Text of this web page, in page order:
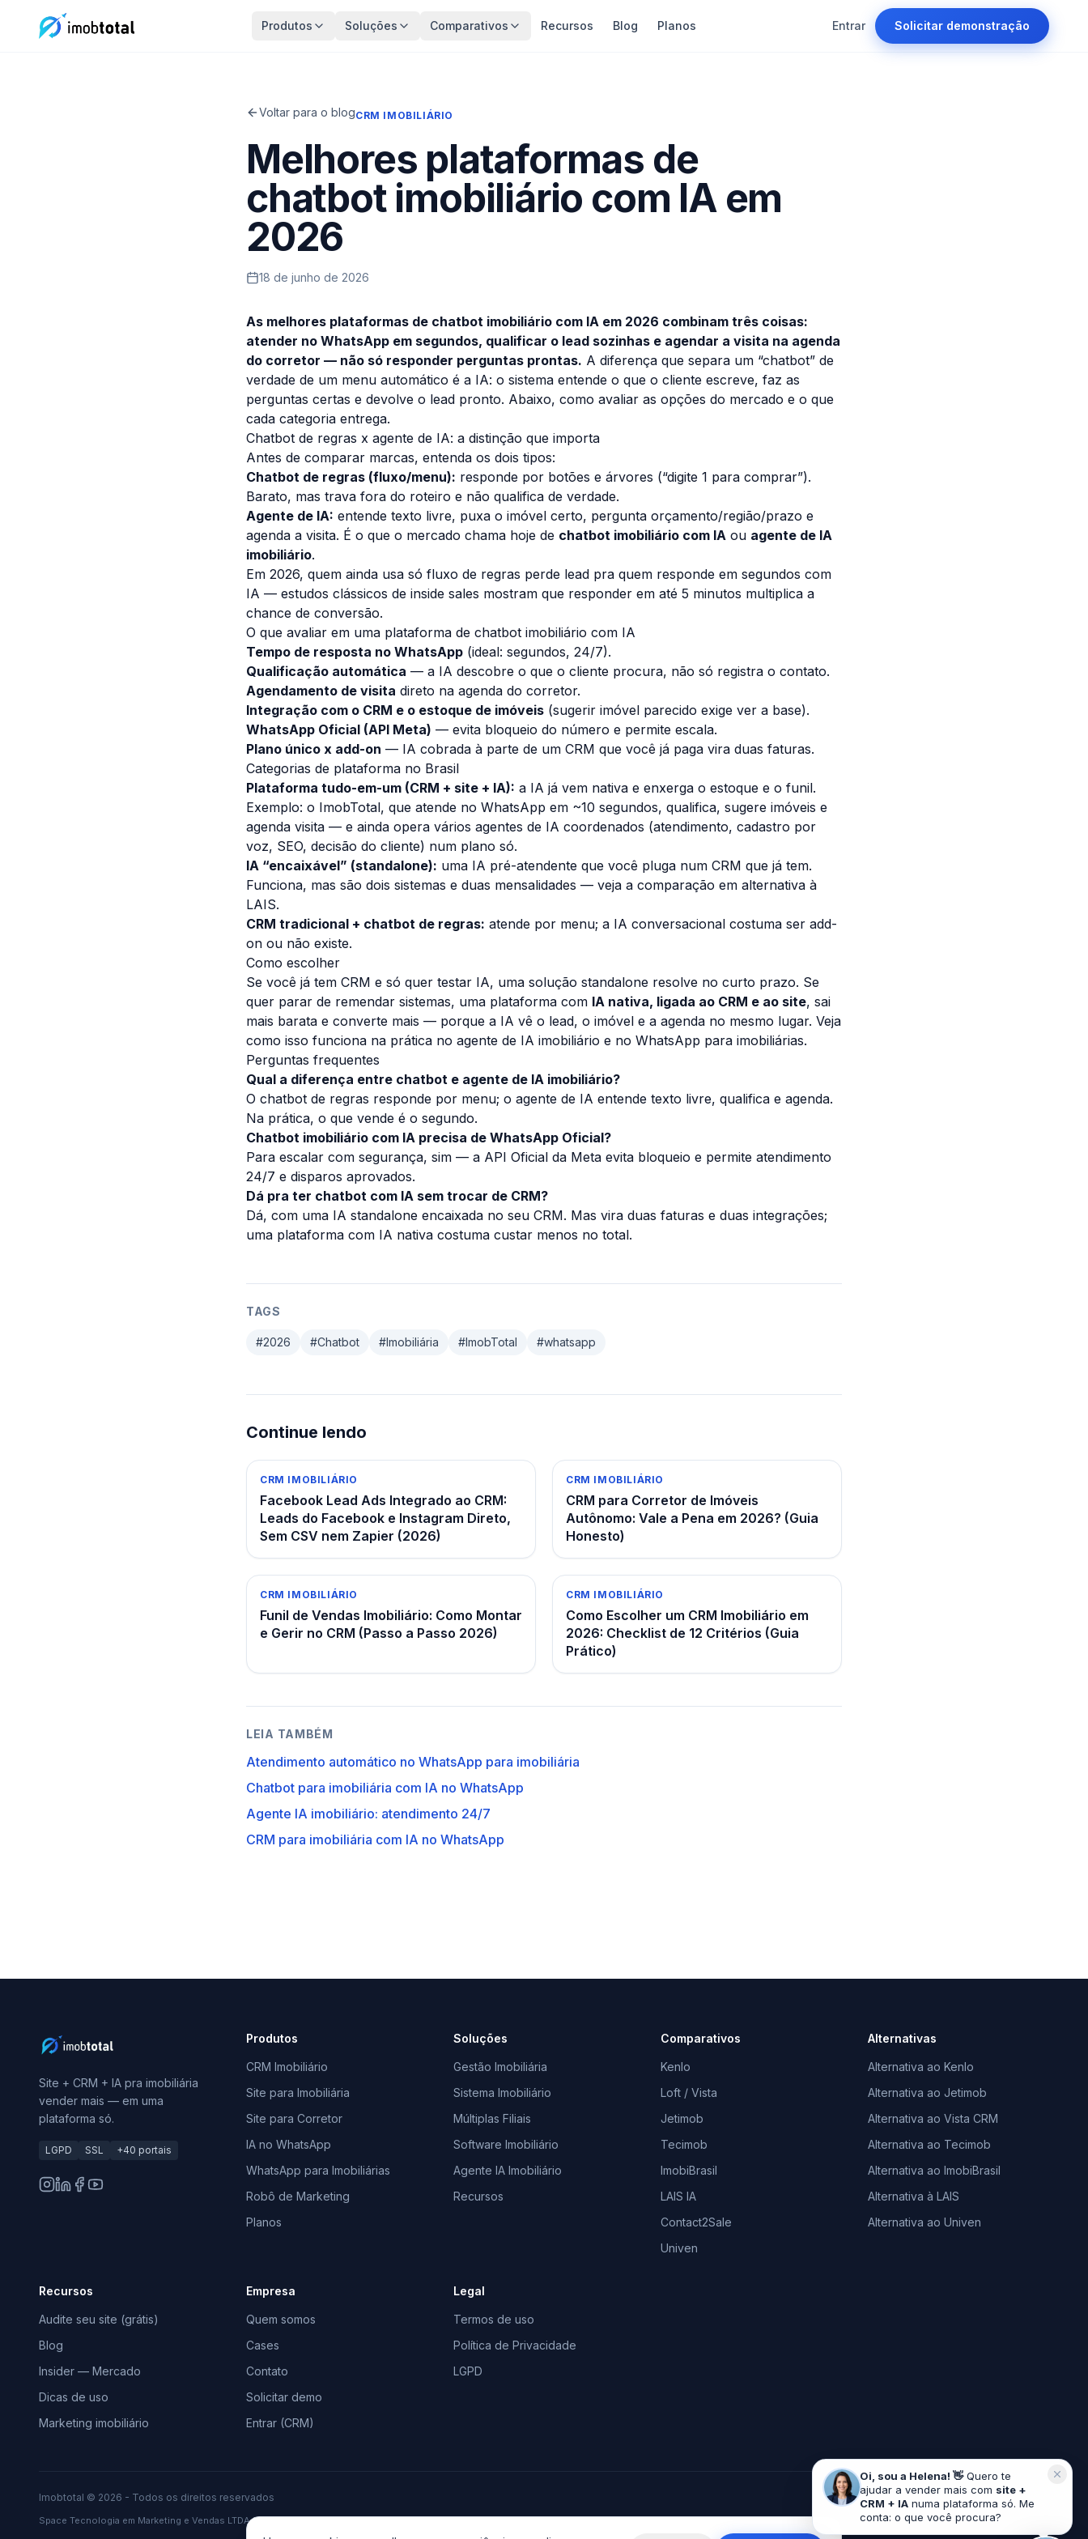
Produtos Soluções Comparativos Recursos Blog Planos Entrar Solicitar demonstração
Voltar para o blogCRM IMOBILIÁRIO
Melhores plataformas de
chatbot imobiliário com IA em
2026
18 de junho de 2026
As melhores plataformas de chatbot imobiliário com IA em 2026 combinam três coisas:
atender no WhatsApp em segundos, qualificar o lead sozinhas e agendar a visita na agenda
do corretor — não só responder perguntas prontas. A diferença que separa um “chatbot” de
verdade de um menu automático é a IA: o sistema entende o que o cliente escreve, faz as
perguntas certas e devolve o lead pronto. Abaixo, como avaliar as opções do mercado e o que
cada categoria entrega.
Chatbot de regras x agente de IA: a distinção que importa
Antes de comparar marcas, entenda os dois tipos:
Chatbot de regras (fluxo/menu): responde por botões e árvores (“digite 1 para comprar”).
Barato, mas trava fora do roteiro e não qualifica de verdade.
Agente de IA: entende texto livre, puxa o imóvel certo, pergunta orçamento/região/prazo e
agenda a visita. É o que o mercado chama hoje de chatbot imobiliário com IA ou agente de IA
imobiliário.
Em 2026, quem ainda usa só fluxo de regras perde lead pra quem responde em segundos com
IA — estudos clássicos de inside sales mostram que responder em até 5 minutos multiplica a
chance de conversão.
O que avaliar em uma plataforma de chatbot imobiliário com IA
Tempo de resposta no WhatsApp (ideal: segundos, 24/7).
Qualificação automática — a IA descobre o que o cliente procura, não só registra o contato.
Agendamento de visita direto na agenda do corretor.
Integração com o CRM e o estoque de imóveis (sugerir imóvel parecido exige ver a base).
WhatsApp Oficial (API Meta) — evita bloqueio do número e permite escala.
Plano único x add-on — IA cobrada à parte de um CRM que você já paga vira duas faturas.
Categorias de plataforma no Brasil
Plataforma tudo-em-um (CRM + site + IA): a IA já vem nativa e enxerga o estoque e o funil.
Exemplo: o ImobTotal, que atende no WhatsApp em ~10 segundos, qualifica, sugere imóveis e
agenda visita — e ainda opera vários agentes de IA coordenados (atendimento, cadastro por
voz, SEO, decisão do cliente) num plano só.
IA “encaixável” (standalone): uma IA pré-atendente que você pluga num CRM que já tem.
Funciona, mas são dois sistemas e duas mensalidades — veja a comparação em alternativa à
LAIS.
CRM tradicional + chatbot de regras: atende por menu; a IA conversacional costuma ser add-
on ou não existe.
Como escolher
Se você já tem CRM e só quer testar IA, uma solução standalone resolve no curto prazo. Se
quer parar de remendar sistemas, uma plataforma com IA nativa, ligada ao CRM e ao site, sai
mais barata e converte mais — porque a IA vê o lead, o imóvel e a agenda no mesmo lugar. Veja
como isso funciona na prática no agente de IA imobiliário e no WhatsApp para imobiliárias.
Perguntas frequentes
Qual a diferença entre chatbot e agente de IA imobiliário?
O chatbot de regras responde por menu; o agente de IA entende texto livre, qualifica e agenda.
Na prática, o que vende é o segundo.
Chatbot imobiliário com IA precisa de WhatsApp Oficial?
Para escalar com segurança, sim — a API Oficial da Meta evita bloqueio e permite atendimento
24/7 e disparos aprovados.
Dá pra ter chatbot com IA sem trocar de CRM?
Dá, com uma IA standalone encaixada no seu CRM. Mas vira duas faturas e duas integrações;
uma plataforma com IA nativa costuma custar menos no total.
TAGS
#2026 #Chatbot #Imobiliária #ImobTotal #whatsapp
Continue lendo
CRM IMOBILIÁRIO
Facebook Lead Ads Integrado ao CRM:
Leads do Facebook e Instagram Direto,
Sem CSV nem Zapier (2026)
CRM IMOBILIÁRIO
CRM para Corretor de Imóveis
Autônomo: Vale a Pena em 2026? (Guia
Honesto)
CRM IMOBILIÁRIO
Funil de Vendas Imobiliário: Como Montar
e Gerir no CRM (Passo a Passo 2026)
CRM IMOBILIÁRIO
Como Escolher um CRM Imobiliário em
2026: Checklist de 12 Critérios (Guia
Prático)
LEIA TAMBÉM
Atendimento automático no WhatsApp para imobiliária
Chatbot para imobiliária com IA no WhatsApp
Agente IA imobiliário: atendimento 24/7
CRM para imobiliária com IA no WhatsApp
Site + CRM + IA pra imobiliária
vender mais — em uma
plataforma só.
LGPD SSL +40 portais
Produtos
CRM Imobiliário
Site para Imobiliária
Site para Corretor
IA no WhatsApp
WhatsApp para Imobiliárias
Robô de Marketing
Planos
Soluções
Gestão Imobiliária
Sistema Imobiliário
Múltiplas Filiais
Software Imobiliário
Agente IA Imobiliário
Recursos
Comparativos
Kenlo
Loft / Vista
Jetimob
Tecimob
ImobiBrasil
LAIS IA
Contact2Sale
Univen
Alternativas
Alternativa ao Kenlo
Alternativa ao Jetimob
Alternativa ao Vista CRM
Alternativa ao Tecimob
Alternativa ao ImobiBrasil
Alternativa à LAIS
Alternativa ao Univen
Recursos
Audite seu site (grátis)
Blog
Insider — Mercado
Dicas de uso
Marketing imobiliário
Empresa
Quem somos
Cases
Contato
Solicitar demo
Entrar (CRM)
Legal
Termos de uso
Política de Privacidade
LGPD
Imobtotal © 2026 - Todos os direitos reservados Feito com♥ para o mercado imobiliário
Space Tecnologia em Marketing e Vendas LTDA · CNPJ 37.378.306/0001-96 · Cachoeira do Sul/RS
Oi, sou a Helena! 👋Quero te
ajudar a vender mais com site +
CRM + IA numa plataforma só. Me
conta: o que você procura?